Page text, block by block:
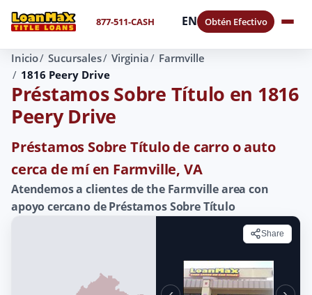
877-511-CASH EN Obtén Efectivo
Inicio Sucursales Virginia
Farmville
1816 Peery Drive
Préstamos Sobre Título en 1816
Peery Drive
Préstamos Sobre Título de carro o auto
cerca de mí en Farmville, VA
Atendemos a clientes de the Farmville area con
apoyo cercano de Préstamos Sobre Título
Share